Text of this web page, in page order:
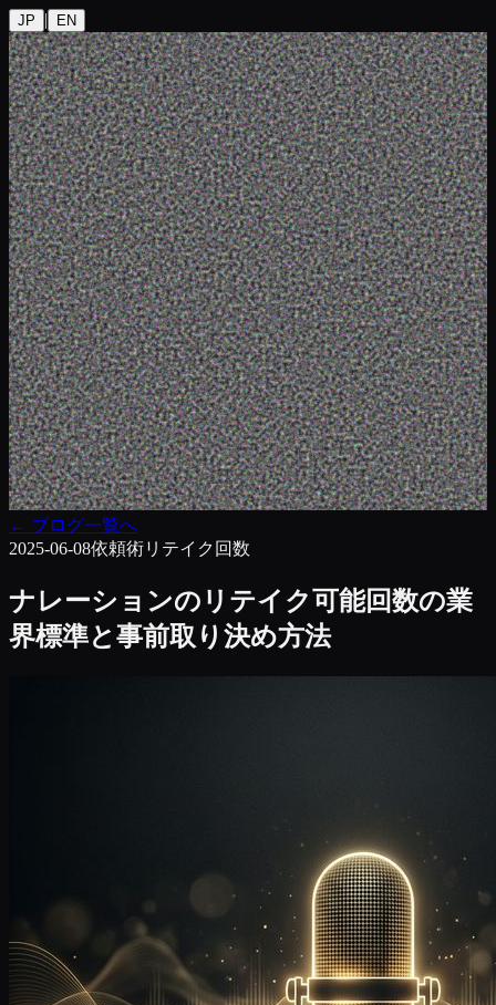
JP | EN
← ブログ一覧へ
2025-06-08依頼術リテイク回数
ナレーションのリテイク可能回数の業
界標準と事前取り決め方法